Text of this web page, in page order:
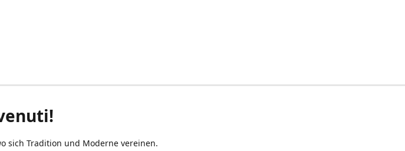
sich Tradition und Moderne vereinen.